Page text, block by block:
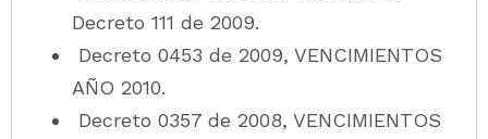
Decreto 111 de 2009.
Decreto 0453 de 2009, VENCIMIENTOS
AÑO 2010.
Decreto 0357 de 2008, VENCIMIENTOS